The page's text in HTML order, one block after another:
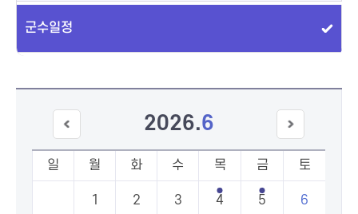
군수일정
2026.6
일 월 화 수 목 금 토
1 2 3 4 5 6